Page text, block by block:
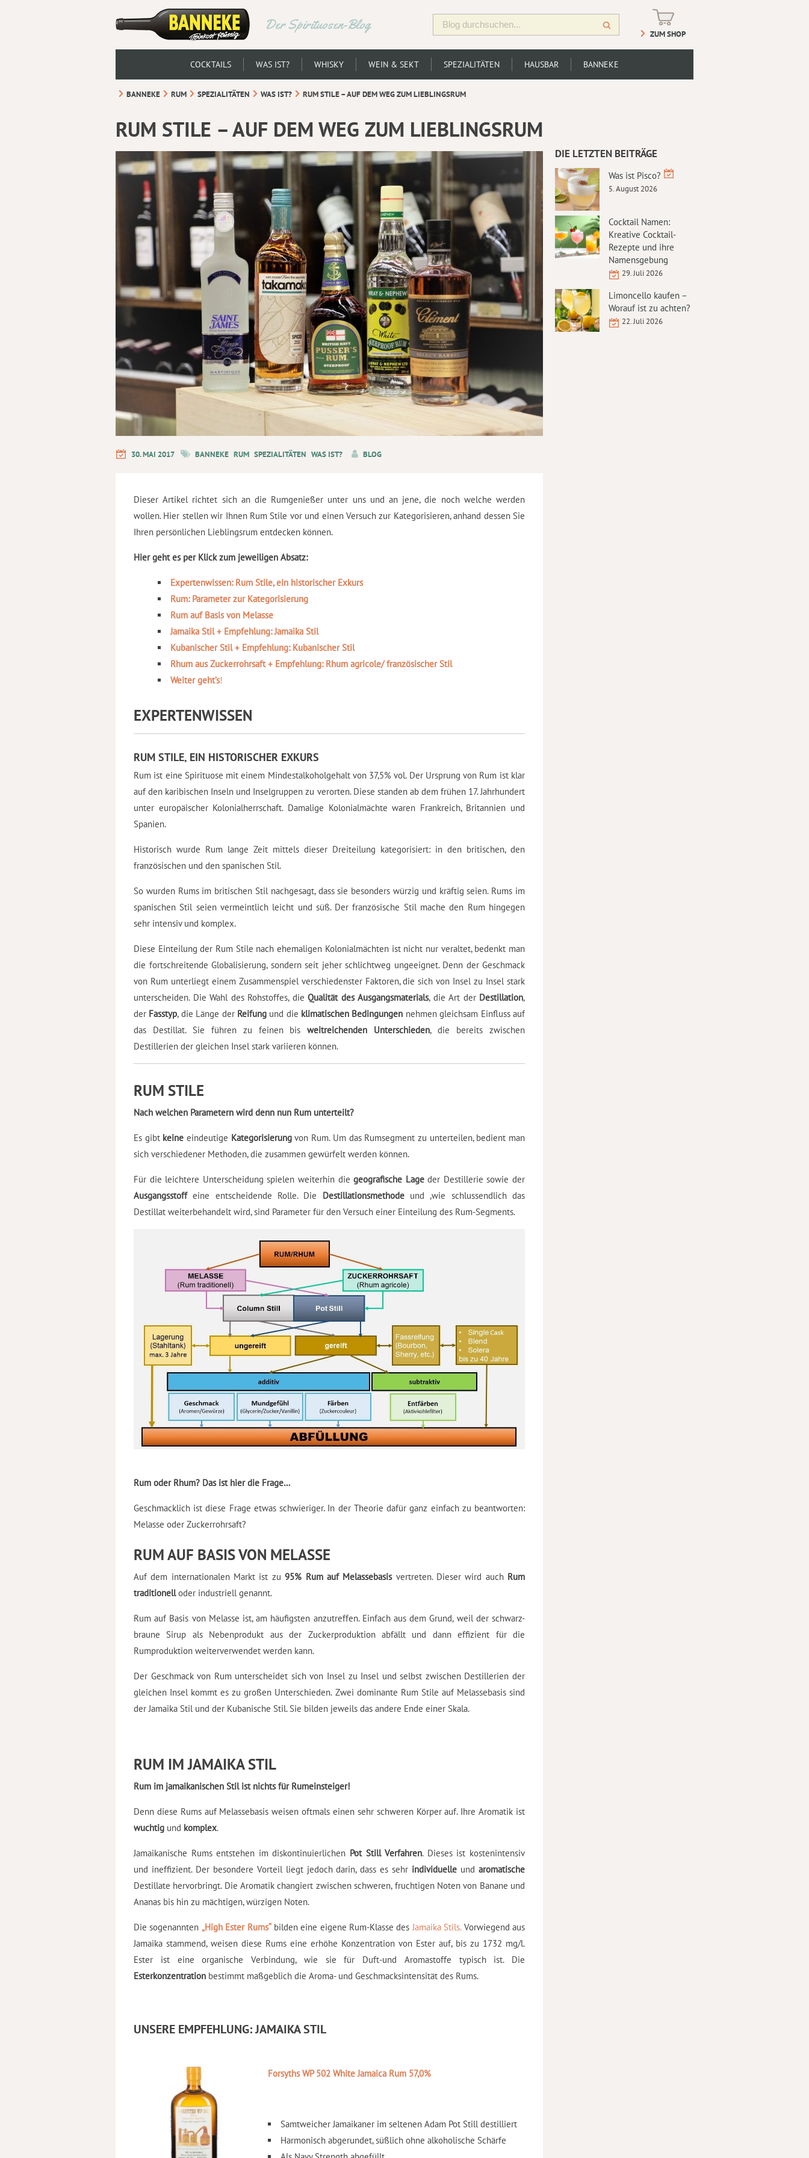
Der Spirituosen-Blog
ZUM SHOP
COCKTAILS WAS IST? WHISKY WEIN & SEKT SPEZIALITÄTEN HAUSBAR BANNEKE
BANNEKE RUM SPEZIALITÄTEN WAS IST? RUM STILE – AUF DEM WEG ZUM LIEBLINGSRUM
RUM STILE – AUF DEM WEG ZUM LIEBLINGSRUM
30. MAI 2017 BANNEKE RUM SPEZIALITÄTEN WAS IST? BLOG
Dieser Artikel richtet sich an die Rumgenießer unter uns und an jene, die noch welche werden
wollen. Hier stellen wir Ihnen Rum Stile vor und einen Versuch zur Kategorisieren, anhand dessen Sie
Ihren persönlichen Lieblingsrum entdecken können.
Hier geht es per Klick zum jeweiligen Absatz:
Expertenwissen: Rum Stile, ein historischer Exkurs
Rum: Parameter zur Kategorisierung
Rum auf Basis von Melasse
Jamaika Stil + Empfehlung: Jamaika Stil
Kubanischer Stil + Empfehlung: Kubanischer Stil
Rhum aus Zuckerrohrsaft + Empfehlung: Rhum agricole/ französischer Stil
Weiter geht’s!
EXPERTENWISSEN
RUM STILE, EIN HISTORISCHER EXKURS
Rum ist eine Spirituose mit einem Mindestalkoholgehalt von 37,5% vol. Der Ursprung von Rum ist klar
auf den karibischen Inseln und Inselgruppen zu verorten. Diese standen ab dem frühen 17. Jahrhundert
unter europäischer Kolonialherrschaft. Damalige Kolonialmächte waren Frankreich, Britannien und
Spanien.
Historisch wurde Rum lange Zeit mittels dieser Dreiteilung kategorisiert: in den britischen, den
französischen und den spanischen Stil.
So wurden Rums im britischen Stil nachgesagt, dass sie besonders würzig und kräftig seien. Rums im
spanischen Stil seien vermeintlich leicht und süß. Der französische Stil mache den Rum hingegen
sehr intensiv und komplex.
Diese Einteilung der Rum Stile nach ehemaligen Kolonialmächten ist nicht nur veraltet, bedenkt man
die fortschreitende Globalisierung, sondern seit jeher schlichtweg ungeeignet. Denn der Geschmack
von Rum unterliegt einem Zusammenspiel verschiedenster Faktoren, die sich von Insel zu Insel stark
unterscheiden. Die Wahl des Rohstoffes, die Qualität des Ausgangsmaterials, die Art der Destillation,
der Fasstyp, die Länge der Reifungund die klimatischen Bedingungen nehmen gleichsam Einfluss auf
das Destillat. Sie führen zu feinen bisweitreichenden Unterschieden, die bereits zwischen
Destillerien der gleichen Insel stark variieren können.
RUM STILE
Nach welchen Parametern wird denn nun Rum unterteilt?
Es gibt keine eindeutige Kategorisierungvon Rum. Um das Rumsegment zu unterteilen, bedient man
sich verschiedener Methoden, die zusammen gewürfelt werden können.
Für die leichtere Unterscheidung spielen weiterhin diegeografische Lageder Destillerie sowie der
Ausgangsstoffeine entscheidende Rolle. Die Destillationsmethode und ,wie schlussendlich das
Destillat weiterbehandelt wird, sind Parameter für den Versuch einer Einteilung des Rum-Segments.
Rum oder Rhum? Das ist hier die Frage…
Geschmacklich ist diese Frage etwas schwieriger. In der Theorie dafür ganz einfach zu beantworten:
Melasse oder Zuckerrohrsaft?
RUM AUF BASIS VON MELASSE
Auf dem internationalen Markt ist zu95% Rum auf Melassebasisvertreten. Dieser wird auch Rum
traditionelloder industriell genannt.
Rum auf Basis von Melasse ist, am häufigsten anzutreffen. Einfach aus dem Grund, weil der schwarz-
braune Sirup als Nebenprodukt aus der Zuckerproduktion abfällt und dann effizient für die
Rumproduktion weiterverwendet werden kann.
Der Geschmack von Rum unterscheidet sich von Insel zu Insel und selbst zwischen Destillerien der
gleichen Insel kommt es zu großen Unterschieden. Zwei dominante Rum Stile auf Melassebasis sind
der Jamaika Stil und der Kubanische Stil. Sie bilden jeweils das andere Ende einer Skala.
RUM IM JAMAIKA STIL
Rum im jamaikanischen Stil ist nichts für Rumeinsteiger!
Denn diese Rums auf Melassebasis weisen oftmals einen sehr schweren Körper auf. Ihre Aromatik ist
wuchtig und komplex.
Jamaikanische Rums entstehen im diskontinuierlichen Pot Still Verfahren. Dieses ist kostenintensiv
und ineffizient. Der besondere Vorteil liegt jedoch darin, dass es sehr individuelle undaromatische
Destillate hervorbringt. Die Aromatik changiert zwischen schweren, fruchtigen Noten von Banane und
Ananas bis hin zu mächtigen, würzigen Noten.
Die sogenannten „High Ester Rums“bilden eine eigene Rum-Klasse des Jamaika Stils.Vorwiegend aus
Jamaika stammend, weisen diese Rums eine erhöhe Konzentration von Ester auf, bis zu 1732 mg/l.
Ester ist eine organische Verbindung, wie sie für Duft-und Aromastoffe typisch ist. Die
Esterkonzentration bestimmt maßgeblich die Aroma- und Geschmacksintensität des Rums.
UNSERE EMPFEHLUNG:JAMAIKA STIL
Forsyths WP 502 White Jamaica Rum 57,0%
Samtweicher Jamaikaner im seltenen Adam Pot Still destilliert
Harmonisch abgerundet, süßlich ohne alkoholische Schärfe
DIE LETZTEN BEITRÄGE
Was ist Pisco?
5. August 2026
Cocktail Namen:
Kreative Cocktail-
Rezepte und ihre
Namensgebung
29. Juli 2026
Limoncello kaufen –
Worauf ist zu achten?
22. Juli 2026